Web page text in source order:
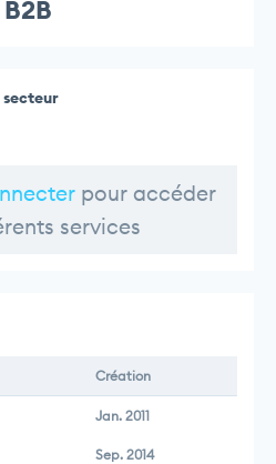
B2B
pour accéder
services
Création
Jan. 2011
Sep. 2014